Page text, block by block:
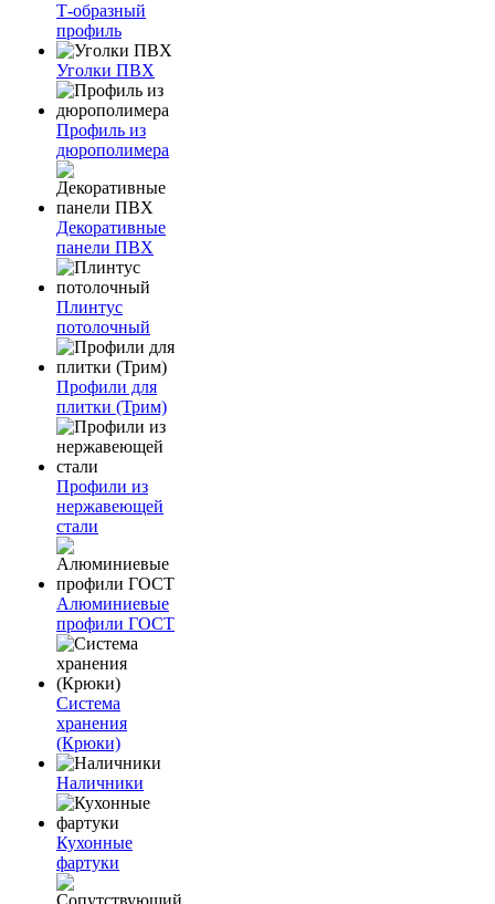
Т-образный
профиль
Уголки ПВХ
Профиль из
дюрополимера
Декоративные
панели ПВХ
Плинтус
потолочный
Профили для
плитки (Трим)
Профили из
нержавеющей
стали
Алюминиевые
профили ГОСТ
Система
хранения
(Крюки)
Наличники
Кухонные
фартуки